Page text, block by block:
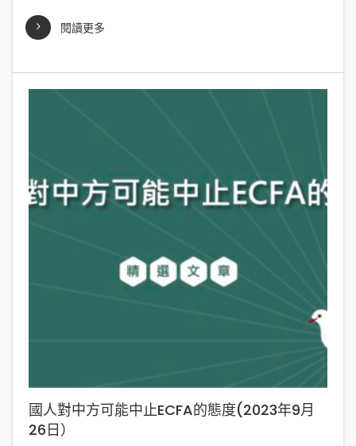
閱讀更多
國人對中方可能中止ECFA的態度(2023年9月
26日）